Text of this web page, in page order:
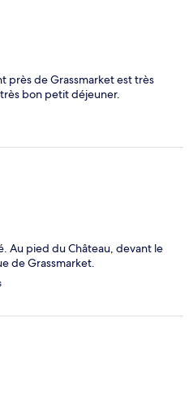
près de Grassmarket est très
bon petit déjeuner.
Au pied du Château, devant le
de Grassmarket.